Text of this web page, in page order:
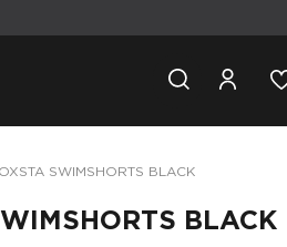
SWIMSHORTS BLACK
BLACK